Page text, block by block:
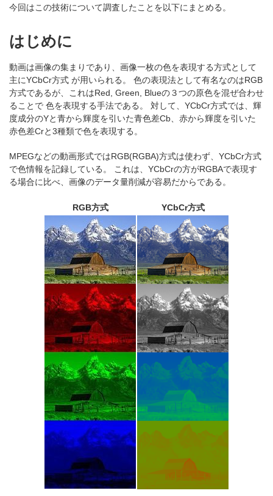
今回はこの技術について調査したことを以下にまとめる。
はじめに
動画は画像の集まりであり、画像一枚の色を表現する方式として
主にYCbCr方式 が用いられる。 色の表現法として有名なのはRGB
方式であるが、これはRed, Green, Blueの３つの原色を混ぜ合わせ
ることで 色を表現する手法である。 対して、YCbCr方式では、輝
度成分のYと青から輝度を引いた青色差Cb、赤から輝度を引いた
赤色差Crと3種類で色を表現する。
MPEGなどの動画形式ではRGB(RGBA)方式は使わず、YCbCr方式
で色情報を記録している。 これは、YCbCrの方がRGBAで表現す
る場合に比べ、画像のデータ量削減が容易だからである。
RGB方式 YCbCr方式